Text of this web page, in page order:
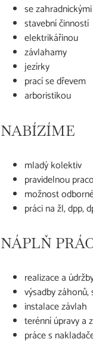
se
stavební činností
elektrikářinou
závlahamy
jezírky
prací se dřevem
arboristikou
NABÍZÍME
mladý kolektiv
pravidelnou
možnost
práci na žl, dpp,
NÁPLŇ
realizace a
výsadby
instalace závlah
terénní úpravy a
práce s